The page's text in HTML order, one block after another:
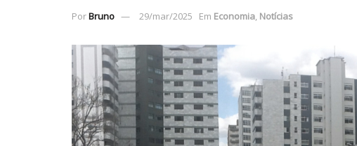
PorBruno 29/mar/2025 Em Economia, Notícias